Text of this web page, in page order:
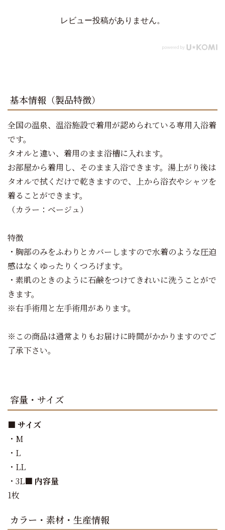
レビュー投稿がありません。
基本情報（製品特徴）
全国の温泉、温浴施設で着用が認められている専用入浴着
です。
タオルと違い、着用のまま浴槽に入れます。
お部屋から着用し、そのまま入浴できます。湯上がり後は
タオルで拭くだけで乾きますので、上から浴衣やシャツを
着ることができます。
（カラー：ベージュ）
特徴
・胸部のみをふわりとカバーしますので水着のような圧迫
感はなくゆったりくつろげます。
・素肌のときのように石鹸をつけてきれいに洗うことがで
きます。
※右手術用と左手術用があります。
※この商品は通常よりもお届けに時間がかかりますのでご
了承下さい。
容量・サイズ
■ サイズ
・M
・L
・LL
・3L■ 内容量
1枚
カラー・素材・生産情報